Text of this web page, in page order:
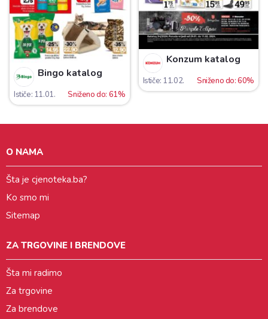
Bingo katalog
Ističe: 11.01. Sniženo do: 61%
Konzum katalog
Ističe: 11.02. Sniženo do: 60%
O NAMA
Šta je cjenoteka.ba?
Ko smo mi
Sitemap
ZA TRGOVINE I BRENDOVE
Šta mi radimo
Za trgovine
Za brendove